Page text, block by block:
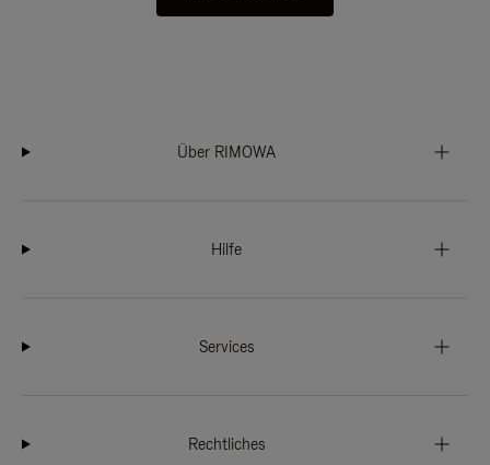
Über RIMOWA
Hilfe
Services
Rechtliches